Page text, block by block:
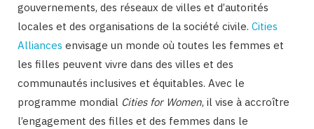
gouvernements, des réseaux de villes et d’autorités
locales et des organisations de la société civile. Cities
Alliances envisage un monde où toutes les femmes et
les filles peuvent vivre dans des villes et des
communautés inclusives et équitables. Avec le
programme mondial Cities for Women, il vise à accroître
l’engagement des filles et des femmes dans le